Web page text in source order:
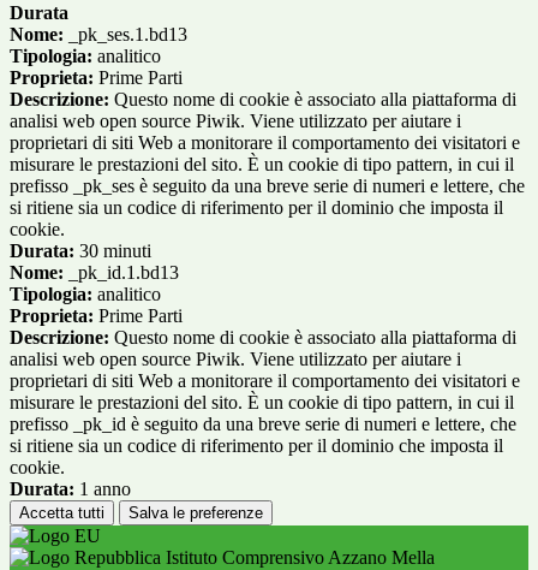
Durata
Nome: _pk_ses.1.bd13
Tipologia: analitico
Proprieta: Prime Parti
Descrizione: Questo nome di cookie è associato alla piattaforma di
analisi web open source Piwik. Viene utilizzato per aiutare i
proprietari di siti Web a monitorare il comportamento dei visitatori e
misurare le prestazioni del sito. È un cookie di tipo pattern, in cui il
prefisso _pk_ses è seguito da una breve serie di numeri e lettere, che
si ritiene sia un codice di riferimento per il dominio che imposta il
cookie.
Durata: 30 minuti
Nome: _pk_id.1.bd13
Tipologia: analitico
Proprieta: Prime Parti
Descrizione: Questo nome di cookie è associato alla piattaforma di
analisi web open source Piwik. Viene utilizzato per aiutare i
proprietari di siti Web a monitorare il comportamento dei visitatori e
misurare le prestazioni del sito. È un cookie di tipo pattern, in cui il
prefisso _pk_id è seguito da una breve serie di numeri e lettere, che
si ritiene sia un codice di riferimento per il dominio che imposta il
cookie.
Durata: 1 anno
Accetta tutti Salva le preferenze
Istituto Comprensivo Azzano Mella